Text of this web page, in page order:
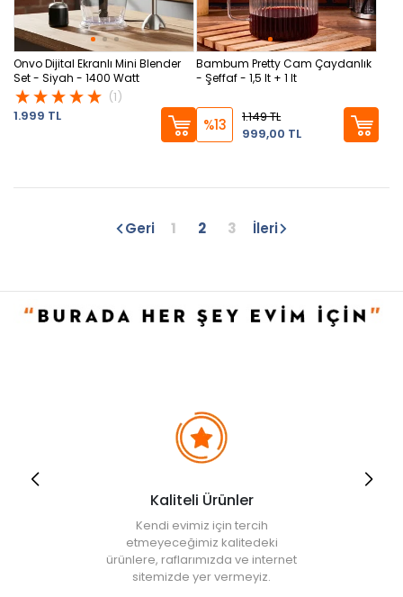
Onvo Dijital Ekranlı Mini Blender
Set - Siyah - 1400 Watt
(1)
1.999 TL
Bambum Pretty Cam Çaydanlık
- Şeffaf - 1,5 lt + 1 lt
%13
1.149 TL
999,00 TL
Geri 1 2 3 İleri
Kaliteli Ürünler
Kendi evimiz için tercih
etmeyeceğimiz kalitedeki
ürünlere, raflarımızda ve internet
sitemizde yer vermeyiz.